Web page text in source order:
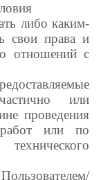
либо каким-
свои права и
отношений с
или
проведения
или по